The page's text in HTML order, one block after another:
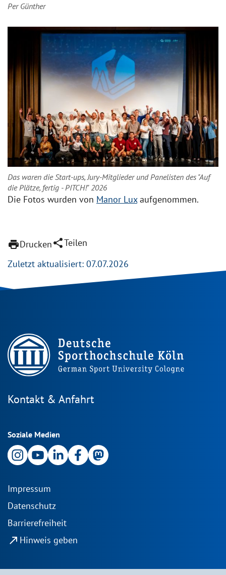
Per Günther
Das waren die Start-ups, Jury-Mitglieder und Panelisten des "Auf
die Plätze, fertig - PITCH!" 2026
Die Fotos wurden von Manor Luxaufgenommen.
printDruckenshareTeilen
Zuletzt aktualisiert: 07.07.2026
Kontakt & Anfahrt
Soziale Medien
Impressum
Datenschutz
Barrierefreiheit
north_east Hinweis geben